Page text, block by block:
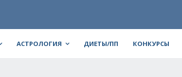
АСТРОЛОГИЯ ДИЕТЫ/ПП КОНКУРСЫ